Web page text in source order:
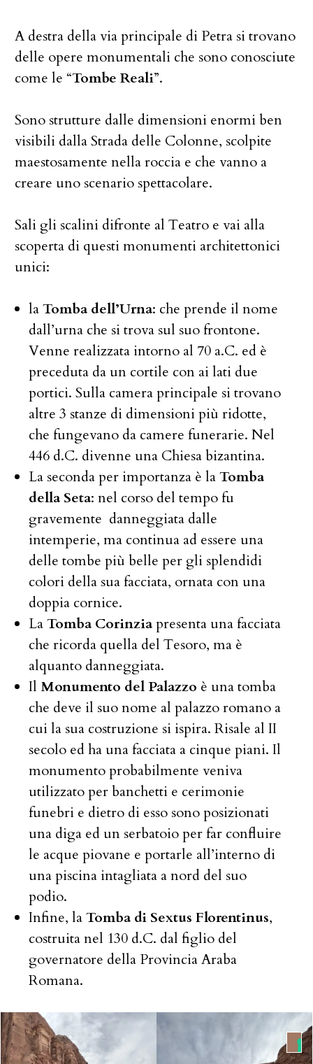
A destra della via principale di Petra si trovano
delle opere monumentali che sono conosciute
come le “Tombe Reali”.
Sono strutture dalle dimensioni enormi ben
visibili dalla Strada delle Colonne, scolpite
maestosamente nella roccia e che vanno a
creare uno scenario spettacolare.
Sali gli scalini difronte al Teatro e vai alla
scoperta di questi monumenti architettonici
unici:
laTomba dell’Urna: che prende il nome
dall’urna che si trova sul suo frontone.
Venne realizzata intorno al 70 a.C. ed è
preceduta da un cortile con ai lati due
portici. Sulla camera principale si trovano
altre 3 stanze di dimensioni più ridotte,
che fungevano da camere funerarie. Nel
446 d.C. divenne una Chiesa bizantina.
La seconda per importanza è laTomba
della Seta: nel corso del tempo fu
gravemente danneggiata dalle
intemperie, ma continua ad essere una
delle tombe più belle per gli splendidi
colori della sua facciata, ornata con una
doppia cornice.
LaTomba Corinziapresenta una facciata
che ricorda quella del Tesoro, ma è
alquanto danneggiata.
Il Monumento del Palazzo è una tomba
che deve il suo nome al palazzo romano a
cui la sua costruzione si ispira. Risale al II
secolo ed ha una facciata a cinque piani. Il
monumento probabilmente veniva
utilizzato per banchetti e cerimonie
funebri e dietro di esso sono posizionati
una diga ed un serbatoio per far confluire
le acque piovane e portarle all’interno di
una piscina intagliata a nord del suo
podio.
Infine, laTomba di Sextus Florentinus,
costruita nel 130 d.C. dal figlio del
governatore della Provincia Araba
Romana.